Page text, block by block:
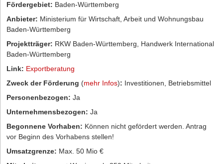
Fördergebiet: Baden-Württemberg
Anbieter: Ministerium für Wirtschaft, Arbeit und Wohnungsbau
Baden-Württemberg
Projektträger: RKW Baden-Württemberg, Handwerk International
Baden-Württemberg
Link: Exportberatung
Zweck der Förderung (mehr Infos): Investitionen, Betriebsmittel
Personenbezogen: Ja
Unternehmensbezogen: Ja
Begonnene Vorhaben: Können nicht gefördert werden. Antrag
vor Beginn des Vorhabens stellen!
Umsatzgrenze: Max. 50 Mio €